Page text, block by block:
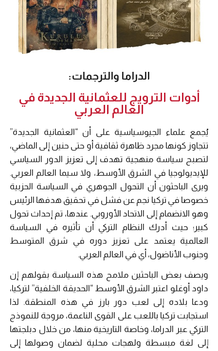
الدراما والترجمات:
أدوات الترويج للعثمانية الجديدة في
العالم العربي
يُجمع علماء الجيوسياسية على أن “العثمانية الجديدة”
تتجاوز كونها مجرد ظاهرة ثقافية أو حتى حنين إلى الماضي،
لتصبح سياسة منهجية تهدف إلى تعزيز الدور السياسي
للإيديولوجيا في الشرق الأوسط، ولا سيما العالم العربي.
ويرى الباحثون أن التحول الجوهري في السياسة الحزبية
خصوصا في تركيا نجم عن فشل في تحقيق هدفها الرئيس
وهو الانضمام إلى الاتحاد الأوروبي. عندها، تم إحداث تحول
كبير؛ حيث أدرك النظام التركي أن تأثيره في السياسة
العالمية يعتمد على تعزيز دوره في شرق المتوسط
وجنوب الأناضول، أي في العالم العربي.
ويصف بعض الباحثين ملامح هذه السياسة بقولهم إن
داود أوغلو اعتبر الشرق الأوسط “الحديقة الخلفية” لتركيا،
ودعا بلاده إلى لعب دور بارز في هذه المنطقة. لذا
استجابت تركيا باللعب على القوى الناعمة، مروجة للنموذج
التركي عبر الدراما، وخاصة التاريخية منها، من خلال دبلجتها
إلى لغة مبسطة ولهجات محلية لضمان وصولها إلى